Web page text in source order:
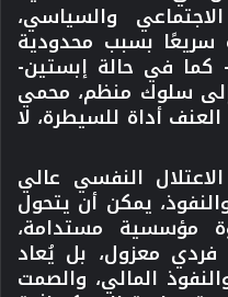
والسياسي،
سريعًا بسبب محدودية
كما في حالة إبستين-
إلى سلوك منظم، محمي
أداة للسيطرة، لا
النفسي عالي
يمكن أن يتحول
مؤسسية مستدامة،
معزول، بل يُعاد
المالي، والصمت